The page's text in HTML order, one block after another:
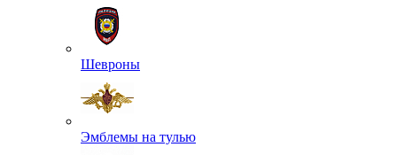
Шевроны
Эмблемы на тулью